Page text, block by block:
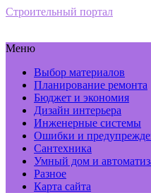
Строительный портал
Меню
Выбор материалов
Планирование ремонта
Бюджет и экономия
Дизайн интерьера
Инженерные системы
Ошибки и
Сантехника
Умный дом и
Разное
Карта сайта